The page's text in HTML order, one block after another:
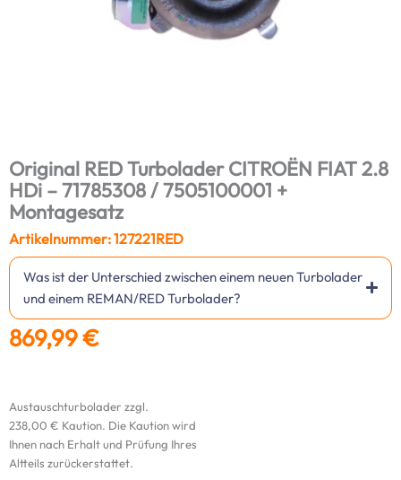
Original RED Turbolader CITROËN FIAT 2.8
HDi – 71785308 / 7505100001 +
Montagesatz
Artikelnummer: 127221RED
Was ist der Unterschied zwischen einem neuen Turbolader
und einem REMAN/RED Turbolader?
869,99€
Austauschturbolader zzgl.
238,00 € Kaution. Die Kaution wird
Ihnen nach Erhalt und Prüfung Ihres
Altteils zurückerstattet.